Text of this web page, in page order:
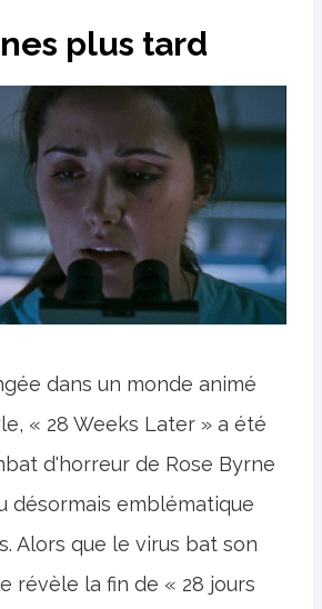
plus tard
dans un monde animé
« 28 Weeks Later » a été
d'horreur de Rose Byrne
désormais emblématique
Alors que le virus bat son
révèle la fin de « 28 jours